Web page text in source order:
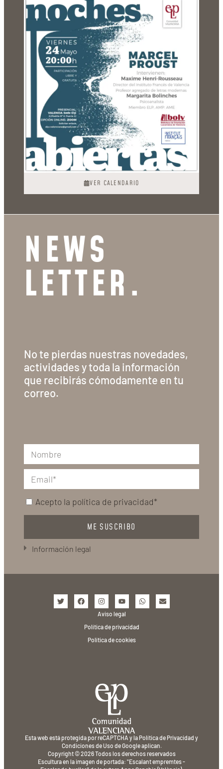
VER CALENDARIO
NEWS
LETTER.
No te pierdas nuestras novedades,
actividades y toda la información
que recibirás cómodamente en tu
correo.
Acepto la política de privacidad*
ME SUSCRIBO
Información legal
Esta web está protegida por reCAPTCHA y la Política de Privacidad y
Condiciones de Uso de Google aplican.
Copyright © 2026 Todos los derechos reservados
Escultura en la imagen de portada: "Escalant empremtes -
Aviso legal
Política de privacidad
Política de cookies